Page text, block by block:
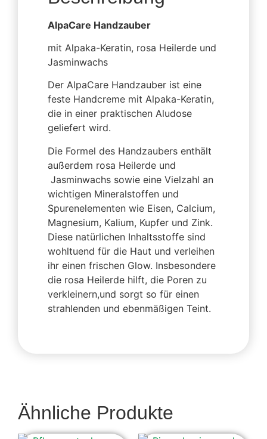
AlpaCare Handzauber
mit Alpaka-Keratin, rosa Heilerde und
Jasminwachs
Der AlpaCare Handzauber ist eine
feste Handcreme mit Alpaka-Keratin,
die in einer praktischen Aludose
geliefert wird.
Die Formel des Handzaubers enthält
außerdem rosa Heilerde und
Jasminwachs sowie eine Vielzahl an
wichtigen Mineralstoffen und
Spurenelementen wie Eisen, Calcium,
Magnesium, Kalium, Kupfer und Zink.
Diese natürlichen Inhaltsstoffe sind
wohltuend für die Haut und verleihen
ihr einen frischen Glow. Insbesondere
die rosa Heilerde hilft, die Poren zu
verkleinern,und sorgt so für einen
strahlenden und ebenmäßigen Teint.
Ähnliche Produkte